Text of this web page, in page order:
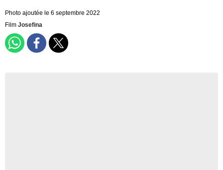
Photo ajoutée le 6 septembre 2022
Film Josefina